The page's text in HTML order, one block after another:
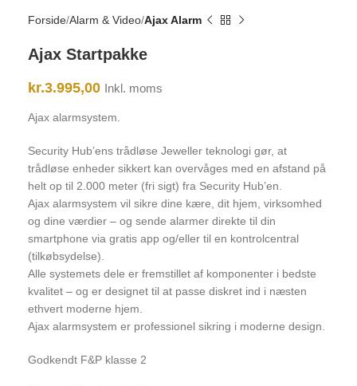
Forside Alarm & Video Ajax Alarm
Ajax Startpakke
kr.3.995,00 Inkl. moms
Ajax alarmsystem.
Security Hub’ens trådløse Jeweller teknologi gør, at
trådløse enheder sikkert kan overvåges med en afstand på
helt op til 2.000 meter (fri sigt) fra Security Hub’en.
Ajax alarmsystem vil sikre dine kære, dit hjem, virksomhed
og dine værdier – og sende alarmer direkte til din
smartphone via gratis app og/eller til en kontrolcentral
(tilkøbsydelse).
Alle systemets dele er fremstillet af komponenter i bedste
kvalitet – og er designet til at passe diskret ind i næsten
ethvert moderne hjem.
Ajax alarmsystem er professionel sikring i moderne design.
Godkendt F&P klasse 2